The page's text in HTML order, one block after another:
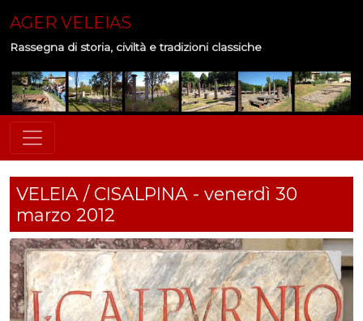
AGER VELEIAS
Rassegna di storia, civiltà e tradizioni classiche
VELEIA / CISALPINA - venerdì 30
marzo 2012